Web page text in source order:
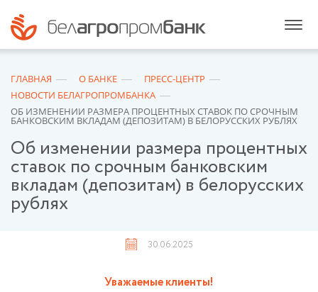
ГЛАВНАЯ О БАНКЕ
ПРЕСС-ЦЕНТР
НОВОСТИ БЕЛАГРОПРОМБАНКА
ОБ ИЗМЕНЕНИИ РАЗМЕРА ПРОЦЕНТНЫХ СТАВОК ПО СРОЧНЫМ
БАНКОВСКИМ ВКЛАДАМ (ДЕПОЗИТАМ) В БЕЛОРУССКИХ РУБЛЯХ
Об изменении размера процентных
ставок по срочным банковским
вкладам (депозитам) в белорусских
рублях
30.06.2025
Уважаемые клиенты!